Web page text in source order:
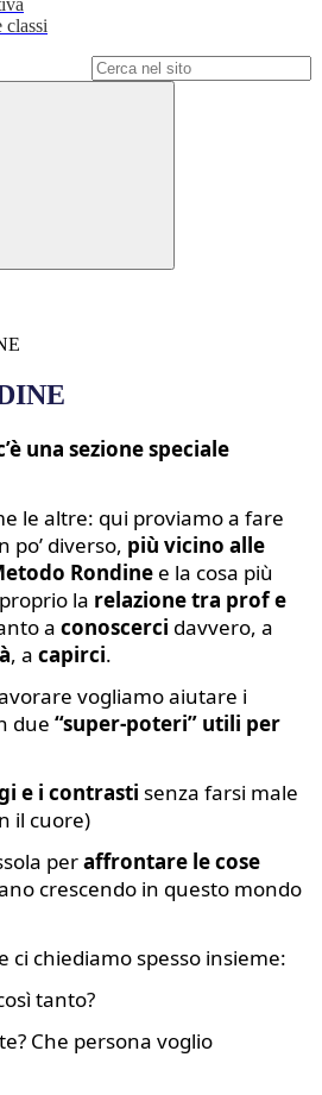
classi
una sezione speciale
le altre: qui proviamo a fare
po’ diverso, più vicino alle
Rondine e la cosa più
la relazione tra prof e
a conoscerci davvero, a
, a capirci.
vogliamo aiutare i
due “super-poteri” utili per
e i contrasti senza farsi male
il cuore)
peraffrontare le cose
crescendo in questo mondo
ci chiediamo spesso insieme:
tanto?
Che persona voglio